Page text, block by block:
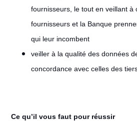
fournisseurs, le tout en veillant à
fournisseurs et la Banque
qui leur incombent
veiller à la qualité des données
concordance avec celles des
Ce qu’il vous faut pour réussir